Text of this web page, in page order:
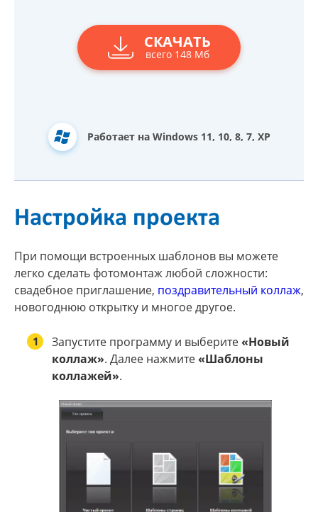
СКАЧАТЬ
всего 148 Мб
Работает на Windows 11, 10, 8, 7, XP
Настройка проекта
При помощи встроенных шаблонов вы можете
легко сделать фотомонтаж любой сложности:
свадебное приглашение, поздравительный коллаж,
новогоднюю открытку и многое другое.
1 Запустите программу и выберите«Новый
коллаж». Далее нажмите«Шаблоны
коллажей».